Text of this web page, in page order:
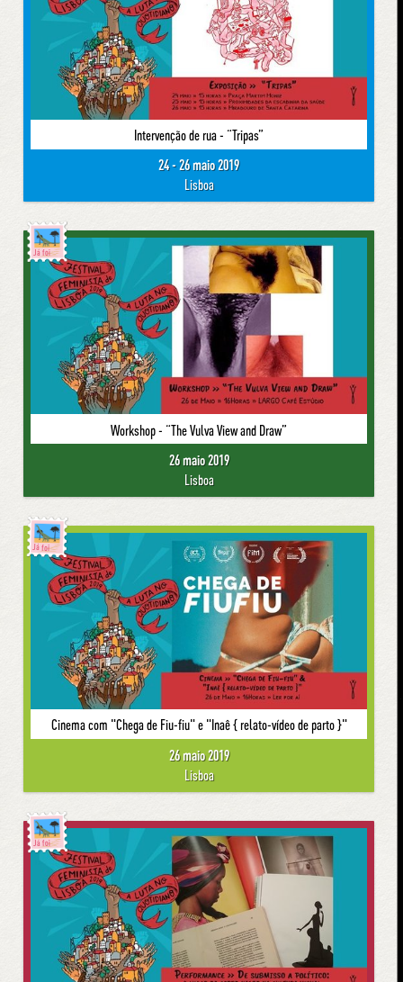
Intervenção de rua - “Tripas”
24 - 26 maio 2019
Lisboa
Já foi
Workshop - “The Vulva View and Draw”
26 maio 2019
Lisboa
Já foi
Cinema com "Chega de Fiu-fiu" e "Inaê { relato-vídeo de parto }"
26 maio 2019
Lisboa
Já foi